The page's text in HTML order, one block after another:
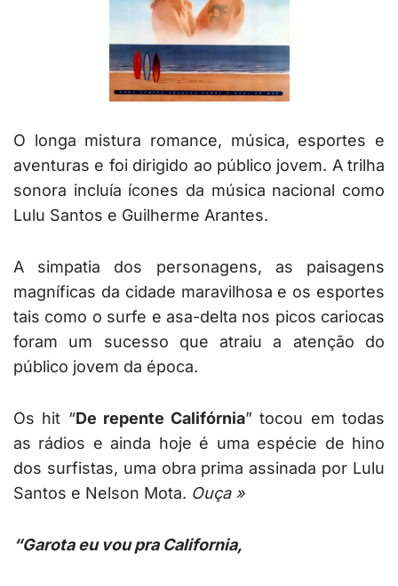
O longa mistura romance, música, esportes e
aventuras e foi dirigido ao público jovem. A trilha
sonora incluía ícones da música nacional como
Lulu Santos e Guilherme Arantes.
A simpatia dos personagens, as paisagens
magníficas da cidade maravilhosa e os esportes
tais como o surfe e asa-delta nos picos cariocas
foram um sucesso que atraiu a atenção do
público jovem da época.
Os hit “De repente Califórnia” tocou em todas
as rádios e ainda hoje é uma espécie de hino
dos surfistas, uma obra prima assinada por Lulu
Santos e Nelson Mota. Ouça »
“Garota eu vou pra California,